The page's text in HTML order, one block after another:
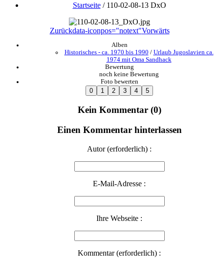
Startseite/ 110-02-08-13 DxO
Zurückdata-iconpos="notext"Vorwärts
Alben
Historisches - ca. 1970 bis 1990 / Urlaub Jugoslavien ca.
1974 mit Oma Sandhack
Bewertung
noch keine Bewertung
Foto bewerten
Kein Kommentar (0)
Einen Kommentar hinterlassen
Autor (erforderlich) :
E-Mail-Adresse :
Ihre Webseite :
Kommentar (erforderlich) :